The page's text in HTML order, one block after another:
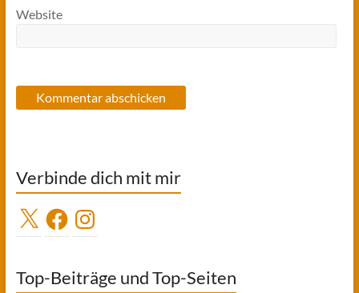
Website
Verbinde dich mit mir
X FacebookInstagram
Top-Beiträge und Top-Seiten